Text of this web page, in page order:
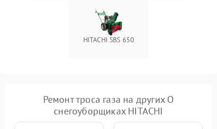
1000 ₽
Неисправность системы
регулировки высоты
1000 ₽ Подробнее →
HITACHI SBS 650
Ремонт троса газа на других О
снегоуборщиках HITACHI